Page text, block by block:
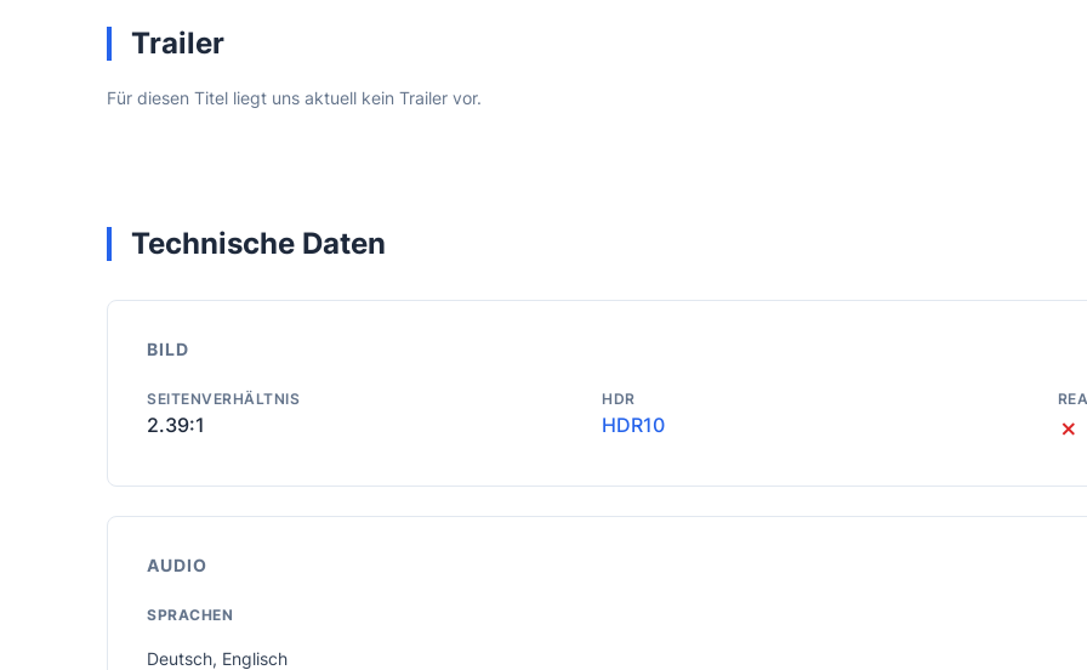
Trailer
Für diesen Titel liegt uns aktuell kein Trailer vor.
Technische Daten
BILD
SEITENVERHÄLTNIS
2.39:1
HDR
HDR10 ✗
AUDIO
SPRACHEN
Deutsch, Englisch